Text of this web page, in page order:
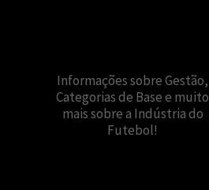
Informações sobre Gestão,
Categorias de Base e muito
mais sobre a Indústria do
Futebol!